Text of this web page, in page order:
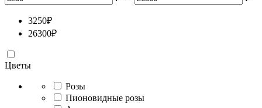
3250₽
26300₽
Цветы
Розы
Пионовидные розы